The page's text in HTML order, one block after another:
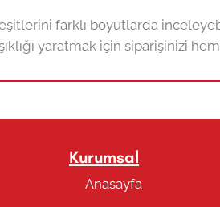
farklı boyutlarda
yaratmak için siparişinizi
Kurumsal
Anasayfa